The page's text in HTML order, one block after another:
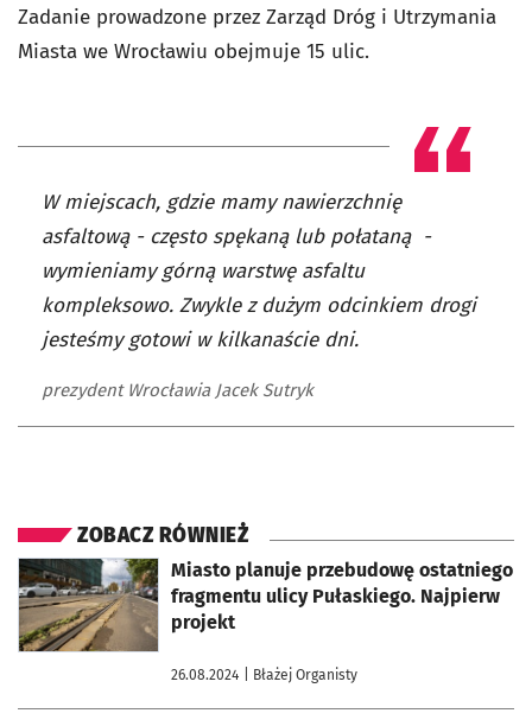
Zadanie prowadzone przez Zarząd Dróg i Utrzymania
Miasta we Wrocławiu obejmuje 15 ulic.
W miejscach, gdzie mamy nawierzchnię
asfaltową - często spękaną lub połataną -
wymieniamy górną warstwę asfaltu
kompleksowo. Zwykle z dużym odcinkiem drogi
jesteśmy gotowi w kilkanaście dni.
prezydent Wrocławia Jacek Sutryk
ZOBACZ RÓWNIEŻ
Miasto planuje przebudowę ostatniego
fragmentu ulicy Pułaskiego. Najpierw
projekt
26.08.2024 | Błażej Organisty
otworzy się w nowej karcie